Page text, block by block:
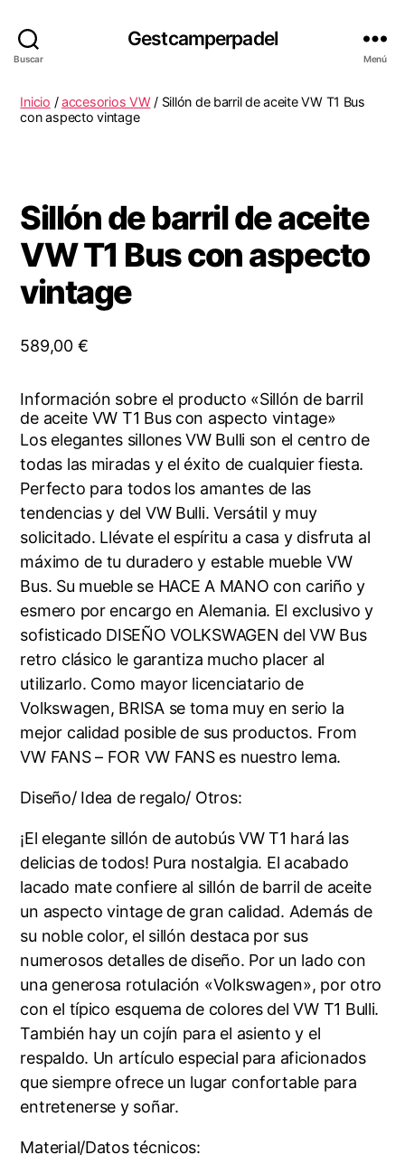
Buscar
Gestcamperpadel
Menú
Inicio /accesorios VW/ Sillón de barril de aceite VW T1 Bus
con aspecto vintage
Sillón de barril de aceite
VW T1 Bus con aspecto
vintage
589,00 €
Información sobre el producto «Sillón de barril
de aceite VW T1 Bus con aspecto vintage»
Los elegantes sillones VW Bulli son el centro de
todas las miradas y el éxito de cualquier fiesta.
Perfecto para todos los amantes de las
tendencias y del VW Bulli. Versátil y muy
solicitado. Llévate el espíritu a casa y disfruta al
máximo de tu duradero y estable mueble VW
Bus. Su mueble se HACE A MANO con cariño y
esmero por encargo en Alemania. El exclusivo y
sofisticado DISEÑO VOLKSWAGEN del VW Bus
retro clásico le garantiza mucho placer al
utilizarlo. Como mayor licenciatario de
Volkswagen, BRISA se toma muy en serio la
mejor calidad posible de sus productos. From
VW FANS – FOR VW FANS es nuestro lema.
Diseño/ Idea de regalo/ Otros:
¡El elegante sillón de autobús VW T1 hará las
delicias de todos! Pura nostalgia. El acabado
lacado mate confiere al sillón de barril de aceite
un aspecto vintage de gran calidad. Además de
su noble color, el sillón destaca por sus
numerosos detalles de diseño. Por un lado con
una generosa rotulación «Volkswagen», por otro
con el típico esquema de colores del VW T1 Bulli.
También hay un cojín para el asiento y el
respaldo. Un artículo especial para aficionados
que siempre ofrece un lugar confortable para
entretenerse y soñar.
Material/Datos técnicos: